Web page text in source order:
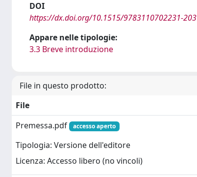
DOI
https://dx.doi.org/10.1515/9783110702231-203
Appare nelle tipologie:
3.3 Breve introduzione
File in questo prodotto:
File
Premessa.pdf
accesso aperto
Tipologia: Versione dell'editore
Licenza: Accesso libero (no vincoli)